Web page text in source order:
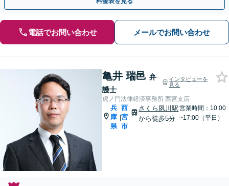
電話でお問い合わせ メールでお問い合わせ
亀井 瑞邑 弁
護士
インタビューを
見る
虎ノ門法律経済事務所 西宮支店
兵
庫
県
|
西
宮
市
さくら夙川駅
から徒歩5分
営業時間：10:00
~17:00（平日）